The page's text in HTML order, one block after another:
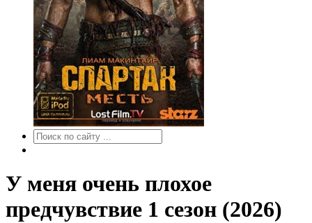
У меня очень плохое
предчувствие 1 сезон (2026)